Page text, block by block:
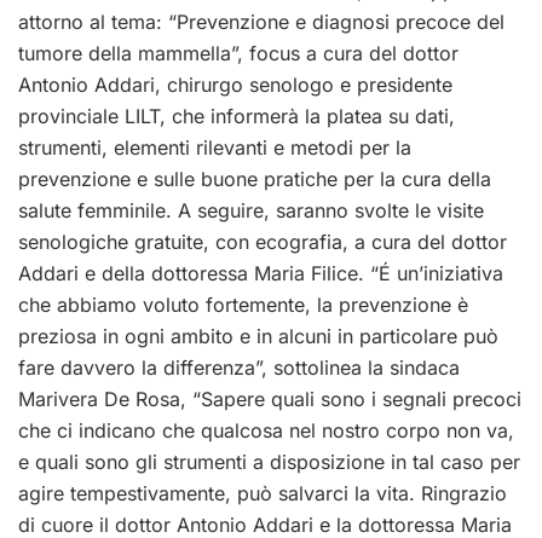
attorno al tema: “Prevenzione e diagnosi precoce del
tumore della mammella”, focus a cura del dottor
Antonio Addari, chirurgo senologo e presidente
provinciale LILT, che informerà la platea su dati,
strumenti, elementi rilevanti e metodi per la
prevenzione e sulle buone pratiche per la cura della
salute femminile. A seguire, saranno svolte le visite
senologiche gratuite, con ecografia, a cura del dottor
Addari e della dottoressa Maria Filice. “É un’iniziativa
che abbiamo voluto fortemente, la prevenzione è
preziosa in ogni ambito e in alcuni in particolare può
fare davvero la differenza”, sottolinea la sindaca
Marivera De Rosa, “Sapere quali sono i segnali precoci
che ci indicano che qualcosa nel nostro corpo non va,
e quali sono gli strumenti a disposizione in tal caso per
agire tempestivamente, può salvarci la vita. Ringrazio
di cuore il dottor Antonio Addari e la dottoressa Maria